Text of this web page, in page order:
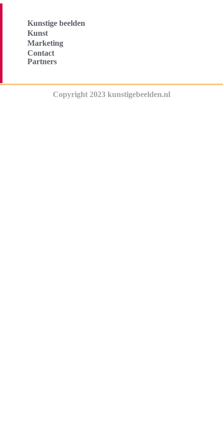
Kunstige beelden
Kunst
Marketing
Contact
Partners
Copyright 2023 kunstigebeelden.nl